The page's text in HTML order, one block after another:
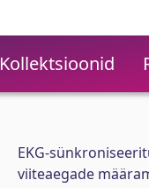
Kollektsioonid
EKG-
viiteaegade